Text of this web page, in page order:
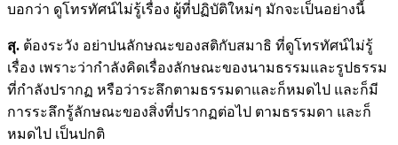
บอกว่า ดูโทรทัศน์ไม่รู้เรื่อง ผู้ที่ปฏิบัติใหม่ๆ มักจะเป็นอย่างนี้
สุ. ต้องระวัง อย่าปนลักษณะของสติกับสมาธิ ที่ดูโทรทัศน์ไม่รู้
เรื่อง เพราะว่ากำลังคิดเรื่องลักษณะของนามธรรมและรูปธรรม
ที่กำลังปรากฏ หรือว่าระลึกตามธรรมดาและก็หมดไป และก็มี
การระลึกรู้ลักษณะของสิ่งที่ปรากฏต่อไป ตามธรรมดา และก็
หมดไป เป็นปกติ